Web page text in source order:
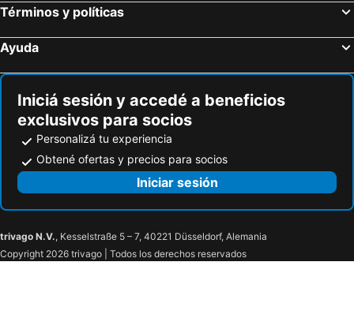
Términos y políticas
Ayuda
Iniciá sesión y accedé a beneficios
exclusivos para socios
Personalizá tu experiencia
Obtené ofertas y precios para socios
Iniciar sesión
trivago N.V., Kesselstraße 5 – 7, 40221 Düsseldorf, Alemania
Copyright 2026 trivago | Todos los derechos reservados